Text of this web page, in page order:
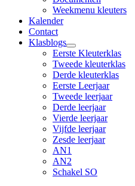
Weekmenu kleuters
Kalender
Contact
Klasblogs
Eerste Kleuterklas
Tweede kleuterklas
Derde kleuterklas
Eerste Leerjaar
Tweede leerjaar
Derde leerjaar
Vierde leerjaar
Vijfde leerjaar
Zesde leerjaar
AN1
AN2
Schakel SO